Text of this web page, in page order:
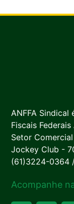
ANFFA
Fiscais
Setor
Jockey Club -
(61)3224-0364
Acompanhe